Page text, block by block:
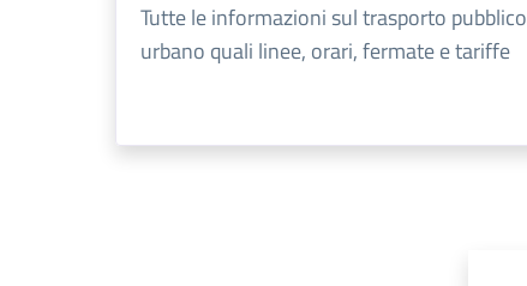
Tutte le informazioni sul trasporto pubblico
urbano quali linee, orari, fermate e tariffe